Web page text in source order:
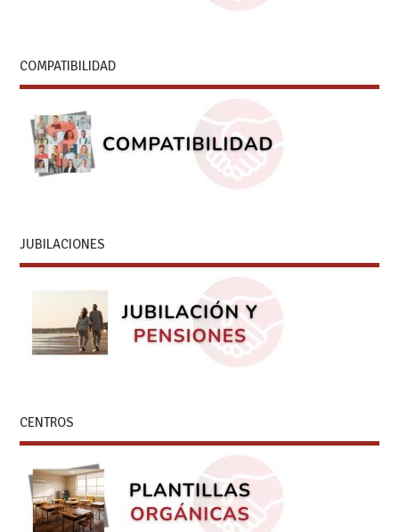
COMPATIBILIDAD
JUBILACIONES
CENTROS